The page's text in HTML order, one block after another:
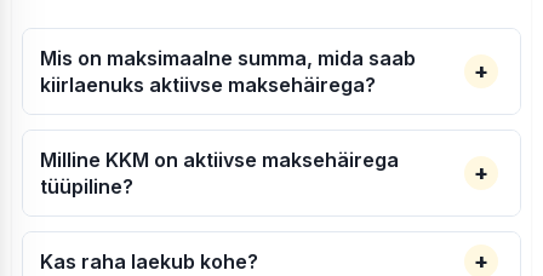
Mis on maksimaalne summa, mida saab
kiirlaenuks aktiivse maksehäirega?
Milline KKM on aktiivse maksehäirega
tüüpiline?
Kas raha laekub kohe?